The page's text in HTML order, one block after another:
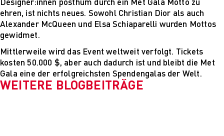
ehren, ist nichts neues. Sowohl Christian Dior als auch
Alexander McQueen und Elsa Schiaparelli wurden Mottos
gewidmet.
Mittlerweile wird das Event weltweit verfolgt. Tickets
kosten 50.000 $, aber auch dadurch ist und bleibt die Met
Gala eine der erfolgreichsten Spendengalas der Welt.
WEITERE BLOGBEITRÄGE